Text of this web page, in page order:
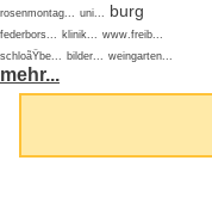
rosenmontag... uni... burg
federbors... klinik... www.freib...
schloãŸbe... bilder... weingarten...
mehr...